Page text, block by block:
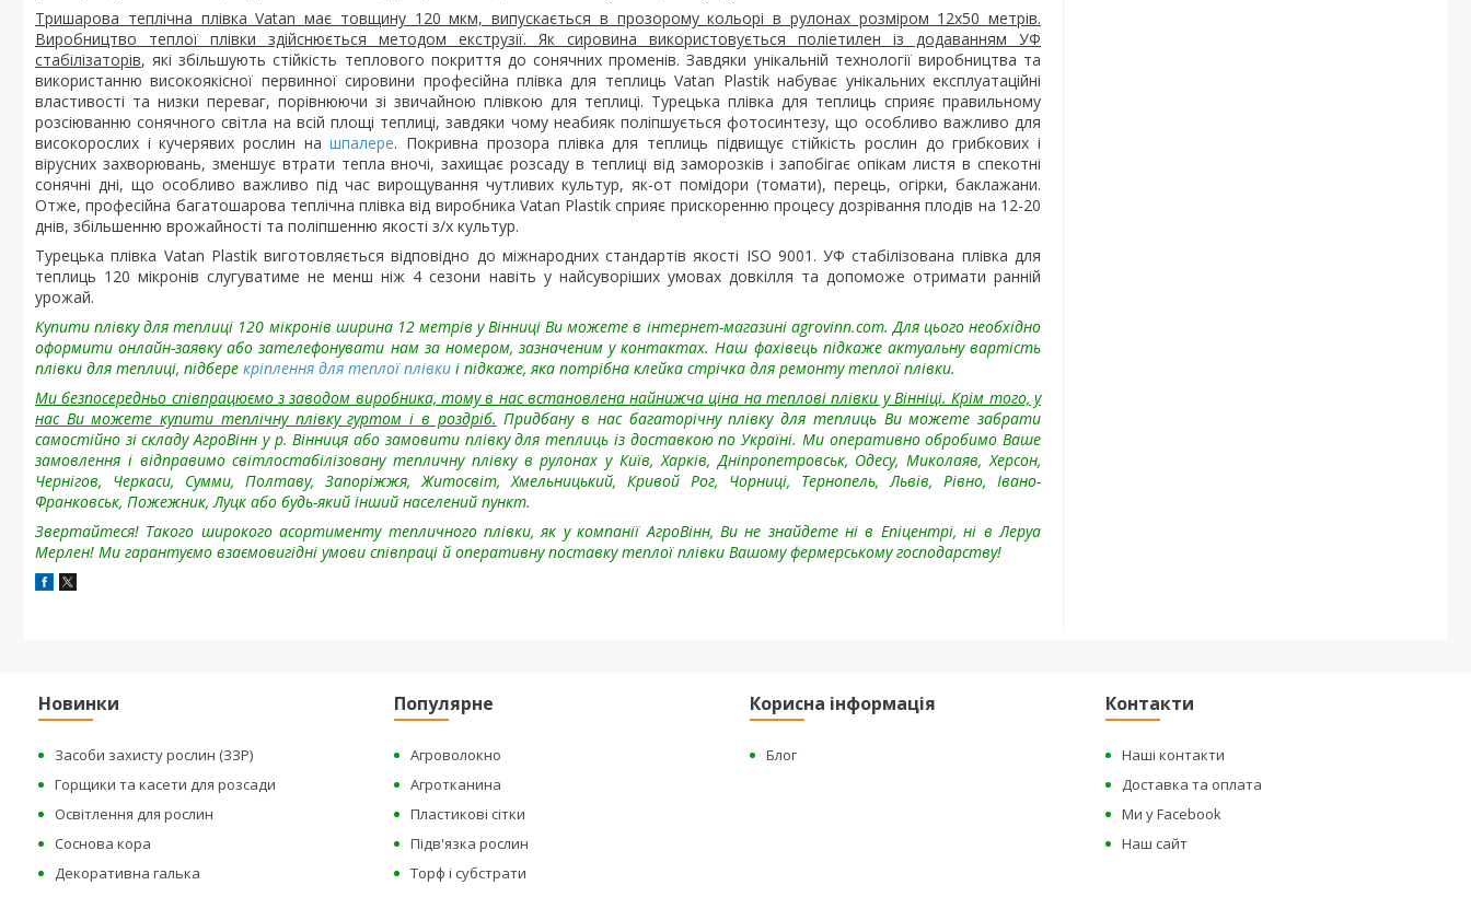
Тришарова теплічна плівка Vatan має товщину 120 мкм, випускається в прозорому кольорі в рулонах розміром 12х50 метрів.
Виробництво теплої плівки здійснюється методом екструзії. Як сировина використовується поліетилен із додаванням УФ
стабілізаторів, які збільшують стійкість теплового покриття до сонячних променів. Завдяки унікальній технології виробництва та
використанню високоякісної первинної сировини професійна плівка для теплиць Vatan Plastik набуває унікальних експлуатаційні
властивості та низки переваг, порівнюючи зі звичайною плівкою для теплиці. Турецька плівка для теплиць сприяє правильному
розсіюванню сонячного світла на всій площі теплиці, завдяки чому неабияк поліпшується фотосинтезу, що особливо важливо для
високорослих і кучерявих рослин нашпалере. Покривна прозора плівка для теплиць підвищує стійкість рослин до грибкових і
вірусних захворювань, зменшує втрати тепла вночі, захищає розсаду в теплиці від заморозків і запобігає опікам листя в спекотні
сонячні дні, що особливо важливо під час вирощування чутливих культур, як-от помідори (томати), перець, огірки, баклажани.
Отже, професійна багатошарова теплічна плівка від виробника Vatan Plastik сприяє прискоренню процесу дозрівання плодів на 12-20
днів, збільшенню врожайності та поліпшенню якості з/х культур.
Турецька плівка Vatan Plastik виготовляється відповідно до міжнародних стандартів якості ISO 9001. УФ стабілізована плівка для
теплиць 120 мікронів слугуватиме не менш ніж 4 сезони навіть у найсуворіших умовах довкілля та допоможе отримати ранній
урожай.
Купити плівку для теплиці 120 мікронів ширина 12 метрів у Вінниці Ви можете в інтернет-магазині agrovinn.com. Для цього необхідно
оформити онлайн-заявку або зателефонувати нам за номером, зазначеним у контактах. Наш фахівець підкаже актуальну вартість
плівки для теплиці, підбере кріплення для теплої плівки і підкаже, яка потрібна клейка стрічка для ремонту теплої плівки.
Ми безпосередньо співпрацюємо з заводом виробника, тому в нас встановлена найнижча ціна на теплові плівки у Вінніці. Крім того, у
нас Ви можете купити теплічну плівку гуртом і в роздріб. Придбану в нас багаторічну плівку для теплиць Ви можете забрати
самостійно зі складу АгроВінн у р. Вінниця або замовити плівку для теплиць із доставкою по Україні. Ми оперативно обробимо Ваше
замовлення і відправимо світлостабілізовану тепличну плівку в рулонах у Київ, Харків, Дніпропетровськ, Одесу, Миколаяв, Херсон,
Чернігов, Черкаси, Сумми, Полтаву, Запоріжжя, Житосвіт, Хмельницький, Кривой Рог, Чорниці, Тернопель, Львів, Рівно, Івано-
Франковськ, Пожежник, Луцк або будь-який інший населений пункт.
Звертайтеся! Такого широкого асортименту тепличного плівки, як у компанії АгроВінн, Ви не знайдете ні в Епіцентрі, ні в Леруа
Мерлен! Ми гарантуємо взаємовигідні умови співпраці й оперативну поставку теплої плівки Вашому фермерському господарству!
Новинки
Засоби захисту рослин (ЗЗР)
Горщики та касети для розсади
Освітлення для рослин
Соснова кора
Декоративна галька
Популярне
Агроволокно
Агротканина
Пластикові сітки
Підв'язка рослин
Торф і субстрати
Корисна інформація
Блог
Контакти
Наші контакти
Доставка та оплата
Ми у Facebook
Наш сайт